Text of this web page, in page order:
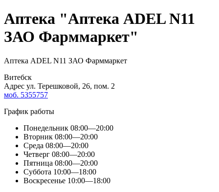
Aптека "Аптека ADEL N11
ЗАО Фарммаркет"
Аптека ADEL N11 ЗАО Фарммаркет
Витебск
Адрес ул. Терешковой, 26, пом. 2
моб. 5355757
График работы
Понедельник 08:00—20:00
Вторник 08:00—20:00
Среда 08:00—20:00
Четверг 08:00—20:00
Пятница 08:00—20:00
Суббота 10:00—18:00
Воскресенье 10:00—18:00